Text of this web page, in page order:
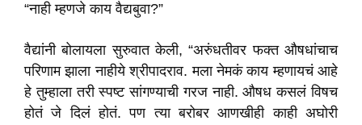
“नाही म्हणजे काय वैद्यबुवा?”
वैद्यांनी बोलायला सुरुवात केली, “अरुंधतीवर फक्त औषधांचाच
परिणाम झाला नाहीये श्रीपादराव. मला नेमकं काय म्हणायचं आहे
हे तुम्हाला तरी स्पष्ट सांगण्याची गरज नाही. औषध कसलं विषच
होतं जे दिलं होतं. पण त्या बरोबर आणखीही काही अघोरी